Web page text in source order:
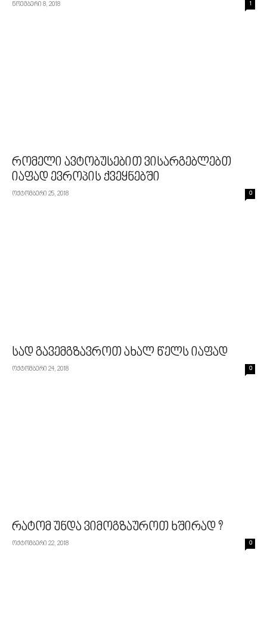
ნოემბერი 8, 2018 1
რომელი ავტობუსებით ვისარგებლებთ
იაფად ევროპის ქვეყნებში
ოქტომბერი 25, 2018 0
სად გავემგზავროთ ახალ წელს იაფად
ოქტომბერი 24, 2018 0
რატომ უნდა ვიმოგზაუროთ ხშირად ?
ოქტომბერი 22, 2018 0